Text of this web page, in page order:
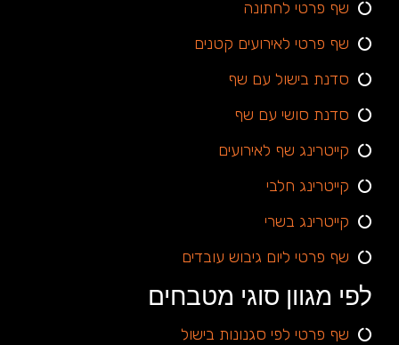
שף פרטי לחתונה
שף פרטי לאירועים קטנים
סדנת בישול עם שף
סדנת סושי עם שף
קייטרינג שף לאירועים
קייטרינג חלבי
קייטרינג בשרי
שף פרטי ליום גיבוש עובדים
לפי מגוון סוגי מטבחים
שף פרטי לפי סגנונות בישול